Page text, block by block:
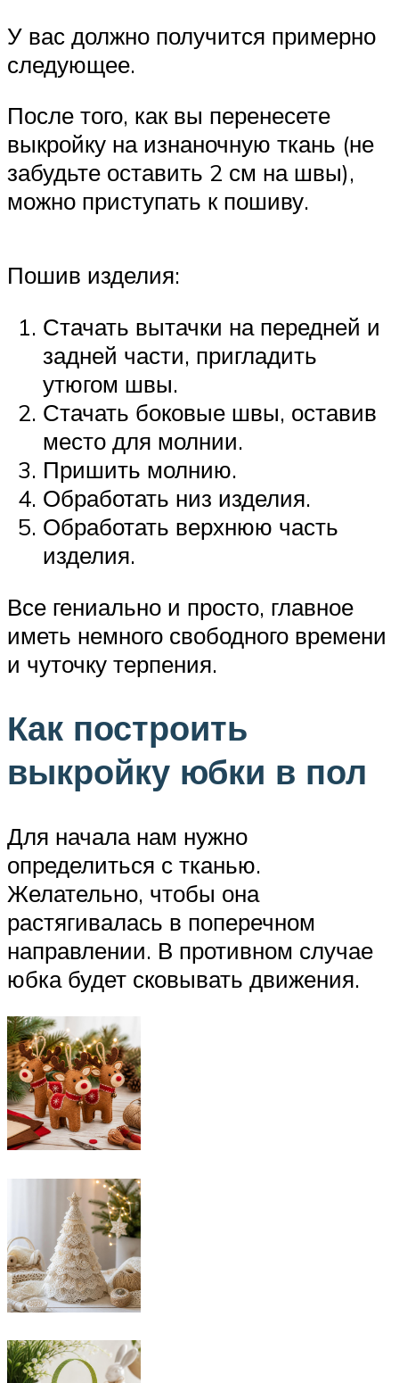
У вас должно получится примерно
следующее.
После того, как вы перенесете
выкройку на изнаночную ткань (не
забудьте оставить 2 см на швы),
можно приступать к пошиву.
Пошив изделия:
Стачать вытачки на передней и
задней части, пригладить
утюгом швы.
Стачать боковые швы, оставив
место для молнии.
Пришить молнию.
Обработать низ изделия.
Обработать верхнюю часть
изделия.
Все гениально и просто, главное
иметь немного свободного времени
и чуточку терпения.
Как построить
выкройку юбки в пол
Для начала нам нужно
определиться с тканью.
Желательно, чтобы она
растягивалась в поперечном
направлении. В противном случае
юбка будет сковывать движения.